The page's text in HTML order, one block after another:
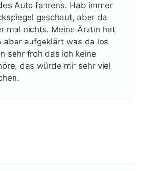
Auto fahrens. Hab immer
geschaut, aber da
mal nichts. Meine Ärztin hat
aber aufgeklärt was da los
sehr froh das ich keine
das würde mir sehr viel